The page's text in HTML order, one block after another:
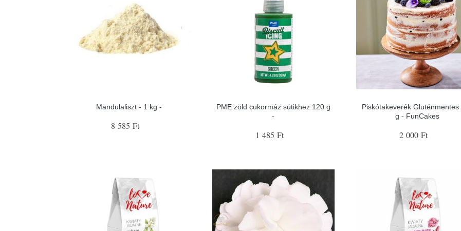
Mandulaliszt - 1 kg -
8 585 Ft
PME zöld cukormáz sütikhez 120 g
-
1 485 Ft
Piskótakeverék Gluténmentes
g - FunCakes
2 000 Ft